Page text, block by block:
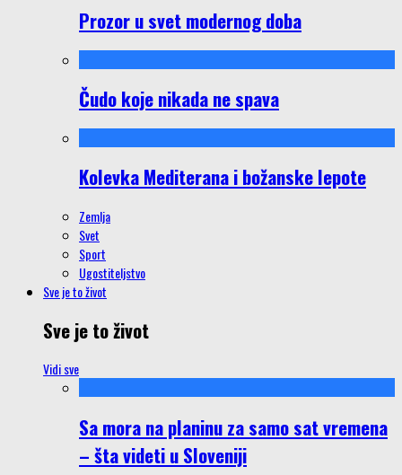
Prozor u svet modernog doba
Čudo koje nikada ne spava
Kolevka Mediterana i božanske lepote
Zemlja
Svet
Sport
Ugostiteljstvo
Sve je to život
Sve je to život
Vidi sve
Sa mora na planinu za samo sat vremena
– šta videti u Sloveniji